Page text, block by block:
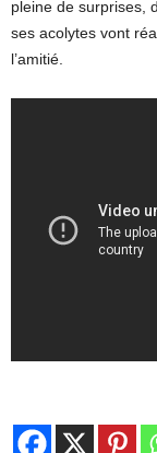
pleine de surprises,
ses acolytes vont
l’amitié.